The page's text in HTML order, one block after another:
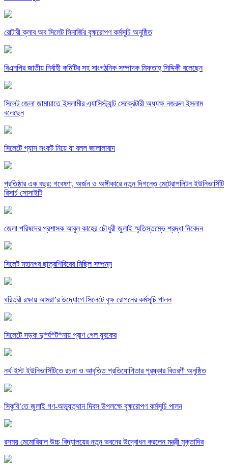
রোটারী ক্লাব অব সিলেট সিনার্জির বৃক্ষরোপণ কর্মসূচি অনুষ্ঠিত
বিএনপির জাতীয় নির্বাহী কমিটির সহ সাংগঠনিক সম্পাদক মিফতাহ্ সিদ্দিকী বলেছেন
সিলেট জেলা জামায়াতে ইসলামীর এ্যাসিস্ট্যান্ট সেক্রেটারী অধ্যক্ষ নজরুল ইসলাম
বলেছেন
সিলেটে গ্যাস সংকট নিয়ে যা বলল জালালাবাদ
প্রতিষ্ঠার এক বছর: গবেষণা, অর্জন ও অঙ্গীকারে নতুন দিগন্তে মেট্রোপলিটন ইউনিভার্সিটি
রিসার্চ সোসাইটি
জেলা পরিষদের প্রশাসক আবুল কাহের চৌধুরী জুলাই স্মৃতিস্তম্ভে শ্রদ্ধা নিবেদন
সিলেট মহানগর ছাত্রশিবিরের মিছিল সম্পন্ন
ধরিত্রী রক্ষায় আমরা’র উদ্যোগে সিলেটে বৃক্ষ রোপনের কর্মসূচি পালন
সিলেটে সড়ক দু*র্ঘ*ট*নায় প্রাণ গেল যুবকের
নর্থ ইস্ট ইউনিভার্সিটিতে রচনা ও আবৃত্তি প্রতিযোগিতার পুরষ্কার বিতরণী অনুষ্ঠিত
সিকৃবি’তে জুলাই গণ-অভ্যুত্থান দিবস উপলক্ষে বৃক্ষরোপণ কর্মসুচি পালন
রসময় মেমোরিয়াল উচ্চ বিদ্যালয়ের নতুন ভবনের উদ্বোধন করলেন মন্ত্রী মুক্তাদির